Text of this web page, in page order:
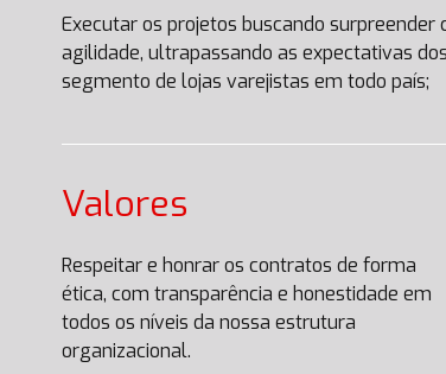
Executar os projetos buscando surpreender
agilidade, ultrapassando as expectativas
segmento de lojas varejistas em todo país;
Valores
Respeitar e honrar os contratos de forma
ética, com transparência e honestidade em
todos os níveis da nossa estrutura
organizacional.